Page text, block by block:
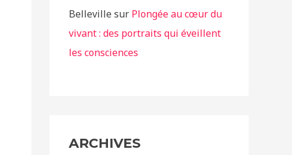
Belleville sur Plongée au cœur du
vivant : des portraits qui éveillent
les consciences
ARCHIVES